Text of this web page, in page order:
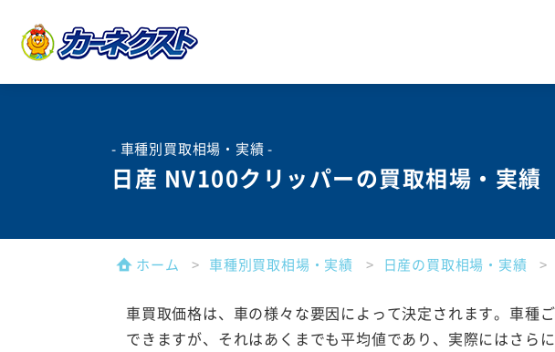
- 車種別買取相場・実績 -
日産 NV100クリッパーの買取相場・実績
ホーム 車種別買取相場・実績 日産の買取相場・実績
車買取価格は、車の様々な要因によって決定されます。車種
できますが、それはあくまでも平均値であり、実際にはさら